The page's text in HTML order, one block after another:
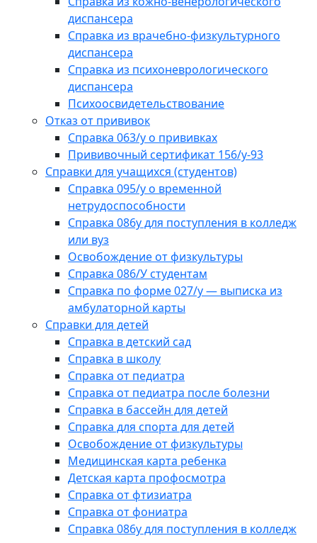
диспансера
Справка из врачебно-физкультурного
диспансера
Справка из психоневрологического
диспансера
Психоосвидетельствование
Отказ от прививок
Справка 063/у о прививках
Прививочный сертификат 156/у-93
Справки для учащихся (студентов)
Справка 095/у о временной
нетрудоспособности
Справка 086у для поступления в колледж
или вуз
Освобождение от физкультуры
Справка 086/У студентам
Справка по форме 027/у — выписка из
амбулаторной карты
Справки для детей
Справка в детский сад
Справка в школу
Справка от педиатра
Справка от педиатра после болезни
Справка в бассейн для детей
Справка для спорта для детей
Освобождение от физкультуры
Медицинская карта ребенка
Детская карта профосмотра
Справка от фтизиатра
Справка от фониатра
Справка 086у для поступления в колледж